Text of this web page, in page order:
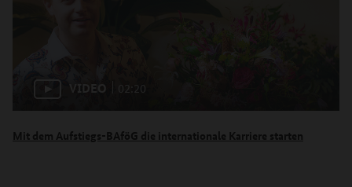
Mit dem Aufstiegs-BAföG die internationale Karriere starten
VIDEO 02:20